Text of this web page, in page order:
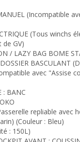
(Incompatible
(Tous winchs
GV)
/ LAZY BAG BOME
BASCULANT
avec "Assise
: BANC
repliable avec
(Couleur : Bleu)
: 150L)